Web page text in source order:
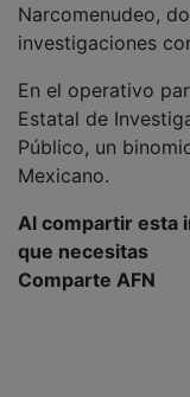
Narcomenudeo,
investigaciones
En el operativo
Estatal de
Público, un
Mexicano.
Al compartir esta
que necesitas
Comparte AFN